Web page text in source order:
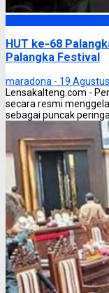
HUT ke-68
Palangka Festival
maradona - 19
Lensakalteng.com -
secara resmi
sebagai puncak